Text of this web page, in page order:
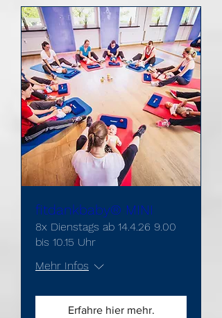
fitdankbaby® MINI
8x Dienstags ab 14.4.26 9.00
bis 10.15 Uhr
Mehr Infos
Erfahre hier mehr.